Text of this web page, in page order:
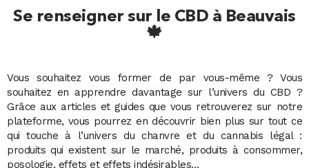
Se renseigner sur le CBD à Beauvais
🍁
Vous souhaitez vous former de par vous-même ? Vous
souhaitez en apprendre davantage sur l’univers du CBD ?
Grâce aux articles et guides que vous retrouverez sur notre
plateforme, vous pourrez en découvrir bien plus sur tout ce
qui touche à l’univers du chanvre et du cannabis légal :
produits qui existent sur le marché, produits à consommer,
posologie, effets et effets indésirables…